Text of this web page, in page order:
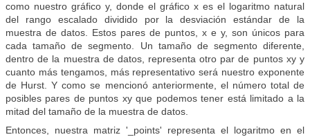
como nuestro gráfico y, donde el gráfico x es el logaritmo natural
del rango escalado dividido por la desviación estándar de la
muestra de datos. Estos pares de puntos, x e y, son únicos para
cada tamaño de segmento. Un tamaño de segmento diferente,
dentro de la muestra de datos, representa otro par de puntos xy y
cuanto más tengamos, más representativo será nuestro exponente
de Hurst. Y como se mencionó anteriormente, el número total de
posibles pares de puntos xy que podemos tener está limitado a la
mitad del tamaño de la muestra de datos.
Entonces, nuestra matriz '_points' representa el logaritmo en el